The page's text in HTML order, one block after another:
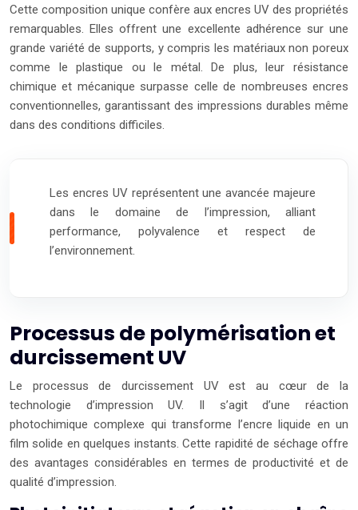
Cette composition unique confère aux encres UV des propriétés
remarquables. Elles offrent une excellente adhérence sur une
grande variété de supports, y compris les matériaux non poreux
comme le plastique ou le métal. De plus, leur résistance
chimique et mécanique surpasse celle de nombreuses encres
conventionnelles, garantissant des impressions durables même
dans des conditions difficiles.
Les encres UV représentent une avancée majeure
dans le domaine de l’impression, alliant
performance, polyvalence et respect de
l’environnement.
Processus de polymérisation et
durcissement UV
Le processus de durcissement UV est au cœur de la
technologie d’impression UV. Il s’agit d’une réaction
photochimique complexe qui transforme l’encre liquide en un
film solide en quelques instants. Cette rapidité de séchage offre
des avantages considérables en termes de productivité et de
qualité d’impression.